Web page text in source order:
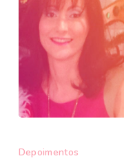
Depoimentos